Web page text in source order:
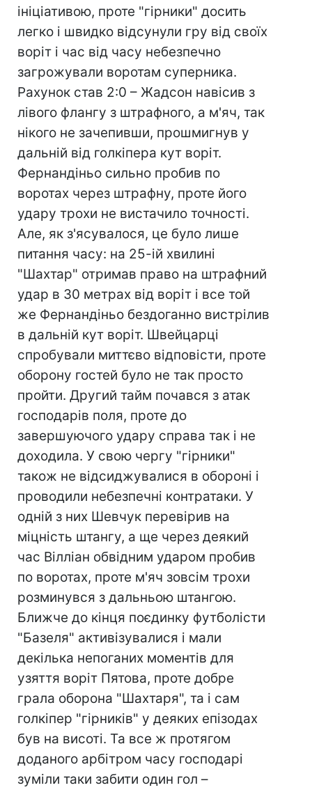
ініціативою, проте "гірники" досить
легко і швидко відсунули гру від своїх
воріт і час від часу небезпечно
загрожували воротам суперника.
Рахунок став 2:0 – Жадсон навісив з
лівого флангу з штрафного, а м'яч, так
нікого не зачепивши, прошмигнув у
дальній від голкіпера кут воріт.
Фернандіньо сильно пробив по
воротах через штрафну, проте його
удару трохи не вистачило точності.
Але, як з'ясувалося, це було лише
питання часу: на 25-ій хвилині
"Шахтар" отримав право на штрафний
удар в 30 метрах від воріт і все той
же Фернандіньо бездоганно вистрілив
в дальній кут воріт. Швейцарці
спробували миттєво відповісти, проте
оборону гостей було не так просто
пройти. Другий тайм почався з атак
господарів поля, проте до
завершуючого удару справа так і не
доходила. У свою чергу "гірники"
також не відсиджувалися в обороні і
проводили небезпечні контратаки. У
одній з них Шевчук перевірив на
міцність штангу, а ще через деякий
час Вілліан обвідним ударом пробив
по воротах, проте м'яч зовсім трохи
розминувся з дальньою штангою.
Ближче до кінця поєдинку футболісти
"Базеля" активізувалися і мали
декілька непоганих моментів для
узяття воріт Пятова, проте добре
грала оборона "Шахтаря", та і сам
голкіпер "гірників" у деяких епізодах
був на висоті. Та все ж протягом
доданого арбітром часу господарі
зуміли таки забити один гол –